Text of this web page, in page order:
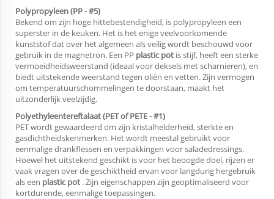
Polypropyleen (PP - #5)
Bekend om zijn hoge hittebestendigheid, is polypropyleen een
superster in de keuken. Het is het enige veelvoorkomende
kunststof dat over het algemeen als veilig wordt beschouwd voor
gebruik in de magnetron. Een PP plastic pot is stijf, heeft een sterke
vermoeidheidsweerstand (ideaal voor deksels met scharnieren), en
biedt uitstekende weerstand tegen oliën en vetten. Zijn vermogen
om temperatuurschommelingen te doorstaan, maakt het
uitzonderlijk veelzijdig.
Polyethyleentereftalaat (PET of PETE - #1)
PET wordt gewaardeerd om zijn kristalhelderheid, sterkte en
gasdichtheidskenmerken. Het wordt meestal gebruikt voor
eenmalige drankflessen en verpakkingen voor saladedressings.
Hoewel het uitstekend geschikt is voor het beoogde doel, rijzen er
vaak vragen over de geschiktheid ervan voor langdurig hergebruik
als een plastic pot . Zijn eigenschappen zijn geoptimaliseerd voor
kortdurende, eenmalige toepassingen.